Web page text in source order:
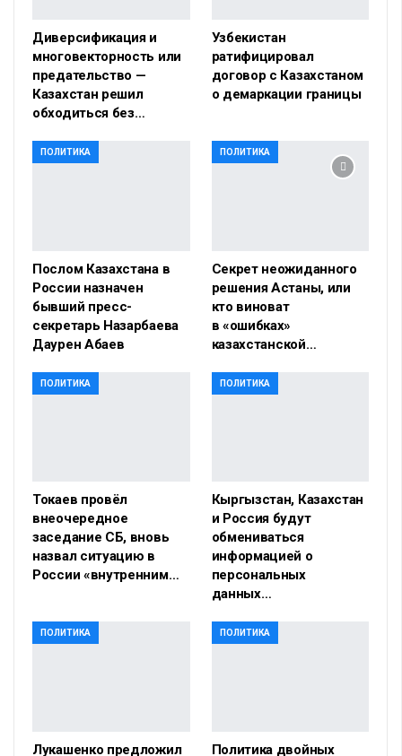
Диверсификация и
многовекторность или
предательство —
Казахстан решил
обходиться без…
Узбекистан
ратифицировал
договор с Казахстаном
о демаркации границы
ПОЛИТИКА
Послом Казахстана в
России назначен
бывший пресс-
секретарь Назарбаева
Даурен Абаев
ПОЛИТИКА
Секрет неожиданного
решения Астаны, или
кто виноват
в «ошибках»
казахстанской…
ПОЛИТИКА
Токаев провёл
внеочередное
заседание СБ, вновь
назвал ситуацию в
России «внутренним…
ПОЛИТИКА
Кыргызстан, Казахстан
и Россия будут
обмениваться
информацией о
персональных
данных…
ПОЛИТИКА
Лукашенко предложил
ПОЛИТИКА
Политика двойных